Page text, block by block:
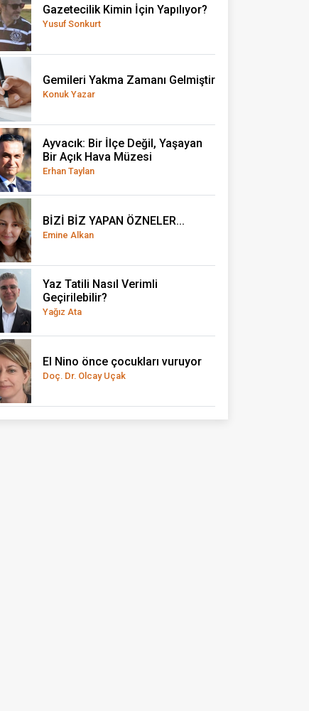
Gazetecilik Kimin İçin Yapılıyor?
Yusuf Sonkurt
Gemileri Yakma Zamanı Gelmiştir
Konuk Yazar
Ayvacık: Bir İlçe Değil, Yaşayan
Bir Açık Hava Müzesi
Erhan Taylan
BİZİ BİZ YAPAN ÖZNELER...
Emine Alkan
Yaz Tatili Nasıl Verimli
Geçirilebilir?
Yağız Ata
El Nino önce çocukları vuruyor
Doç. Dr. Olcay Uçak